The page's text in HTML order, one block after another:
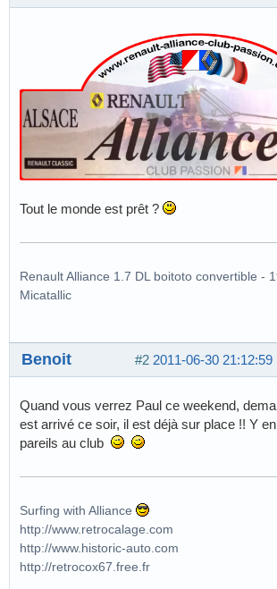
Tout le monde est prêt ?
Renault Alliance 1.7 DL boitoto convertible -
Micatallic
#2 2011-06-30 21:12:59
Benoit
Quand vous verrez Paul ce weekend,
est arrivé ce soir, il est déjà sur place !! Y
pareils au club
Surfing with Alliance
http://www.retrocalage.com
http://www.historic-auto.com
http://retrocox67.free.fr